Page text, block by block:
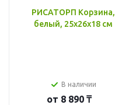
РИСАТОРП Корзина,
белый, 25x26x18 см
В наличии
от 8 890 ₸